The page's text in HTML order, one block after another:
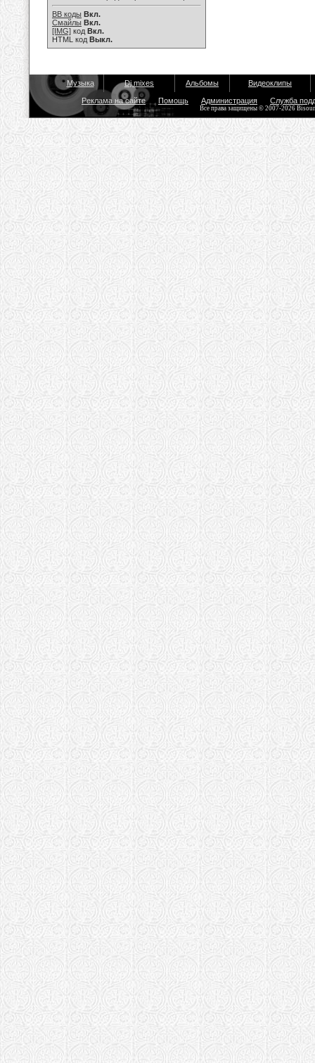
BB коды Вкл.
Смайлы Вкл.
[IMG] код Вкл.
HTML код Выкл.
Музыка Dj mixes Альбомы Видеоклипы
Реклама на сайте Помощь Администрация Служба
Все права защищены © 2007-2026